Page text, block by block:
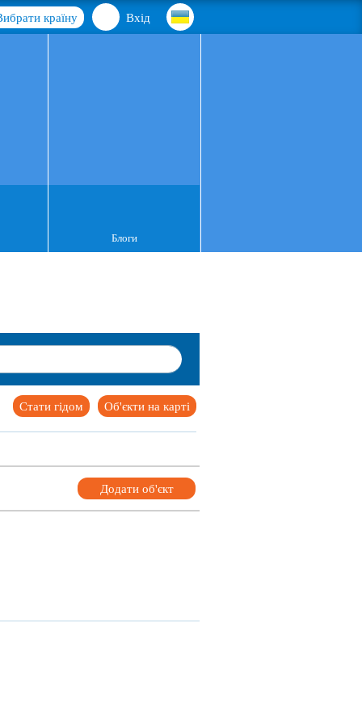
Вхід
країну
Блоги
Об'єкти на карті
Стати гідом
Додати об'єкт